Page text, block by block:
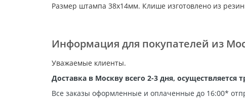
Размер штампа 38х14мм. Клише изготовлено из
Информация для покупателей из
Уважаемые клиенты.
Доставка в Москву всего 2-3 дня, осуществляется
Все заказы оформленные и оплаченные до 16:00*